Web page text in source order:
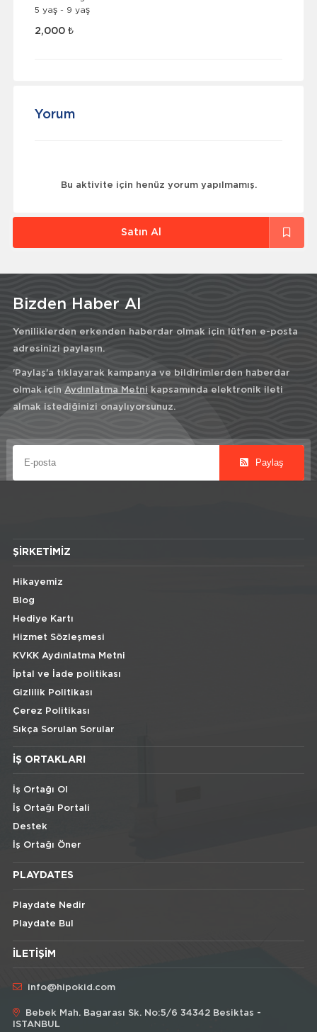
5 yaş - 9 yaş
2,000 ₺
Yorum
Bu aktivite için henüz yorum yapılmamış.
Satın Al
Bizden Haber Al
Yeniliklerden erkenden haberdar olmak için lütfen e-posta
adresinizi paylaşın.
'Paylaş'a tıklayarak kampanya ve bildirimlerden haberdar
olmak için Aydınlatma Metni kapsamında elektronik ileti
almak istediğinizi onaylıyorsunuz.
Paylaş
ŞIRKETIMIZ
Hikayemiz
Blog
Hediye Kartı
Hizmet Sözleşmesi
KVKK Aydınlatma Metni
İptal ve İade politikası
Gizlilik Politikası
Çerez Politikası
Sıkça Sorulan Sorular
İŞ ORTAKLARI
İş Ortağı Ol
İş Ortağı Portali
Destek
İş Ortağı Öner
PLAYDATES
Playdate Nedir
Playdate Bul
İLETIŞIM
info@hipokid.com
Bebek Mah. Bagarası Sk. No:5/6 34342 Besiktas -
ISTANBUL